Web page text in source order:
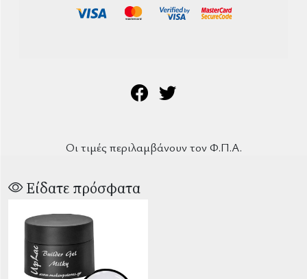
Οι τιμές περιλαμβάνουν τον Φ.Π.Α.
Είδατε πρόσφατα